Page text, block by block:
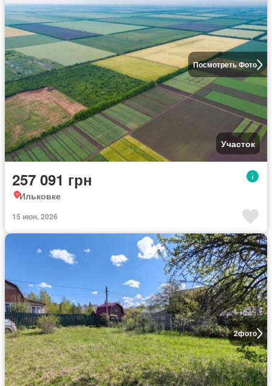
Посмотреть Фото
Участок
257 091 грн
Ильковке
15 июн. 2026
2фото